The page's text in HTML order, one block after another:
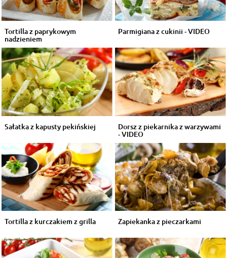
Tortilla z paprykowym
nadzieniem
Parmigiana z cukinii - VIDEO
Sałatka z kapusty pekińskiej Dorsz z piekarnika z warzywami
- VIDEO
Tortilla z kurczakiem z grilla Zapiekanka z pieczarkami